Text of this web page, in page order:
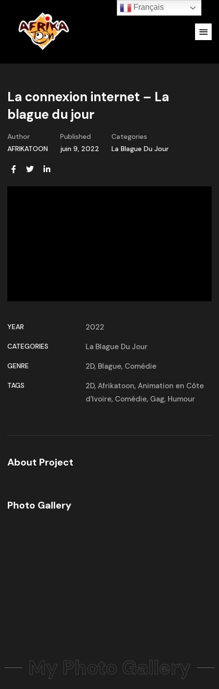
La connexion internet – La
blague du jour
Author
AFRIKATOON
Published
juin 9, 2022
Categories
La Blague Du Jour
YEAR 2022
CATEGORIES La Blague Du Jour
GENRE 2D, Blague, Comédie
TAGS 2D, Afrikatoon, Animation en Côte
d'Ivoire, Comédie, Gag, Humour
About Project
Photo Gallery
My Photo Gallery
Français